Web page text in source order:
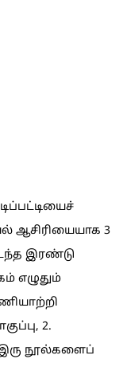
ஆசிரியையாக 3
இரண்டு
எழுதும்
2.
நூல்களைப்